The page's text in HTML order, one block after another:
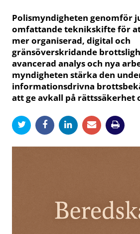
Polismyndigheten genomför
omfattande teknikskifte för
mer organiserad, digital och
gränsöverskridande
avancerad analys och nya
myndigheten stärka den
informationsdrivna
att ge avkall på rättssäkerhet